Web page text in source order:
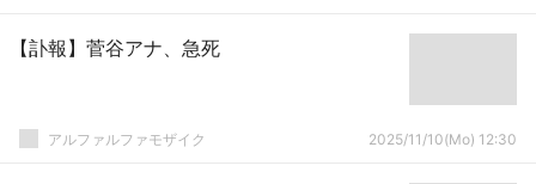
【訃報】菅谷アナ、急死
アルファルファモザイク 2025/11/10(Mo) 12:30